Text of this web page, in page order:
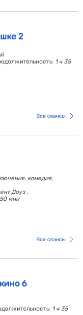
2
1 ч 35
Все сеансы
комедия,
Доуз .
50 мин
Все сеансы
6
1 ч 35